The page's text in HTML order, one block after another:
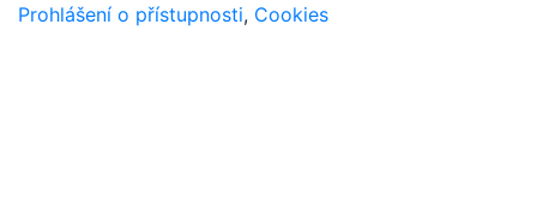
Prohlášení o přístupnosti, Cookies